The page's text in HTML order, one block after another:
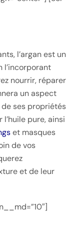
l’argan est un
l’incorporant
nourrir, réparer
un aspect
ses propriétés
pure, ainsi
et masques
de vos
et de leur